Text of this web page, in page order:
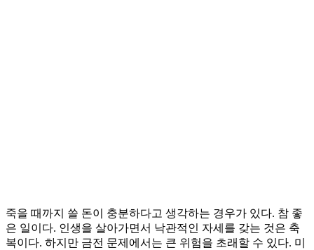
죽을 때까지 쓸 돈이 충분하다고 생각하는 경우가 있다. 참 좋
은 일이다. 인생을 살아가면서 낙관적인 자세를 갖는 것은 축
복이다. 하지만 금전 문제에서는 큰 위험을 초래할 수 있다. 미